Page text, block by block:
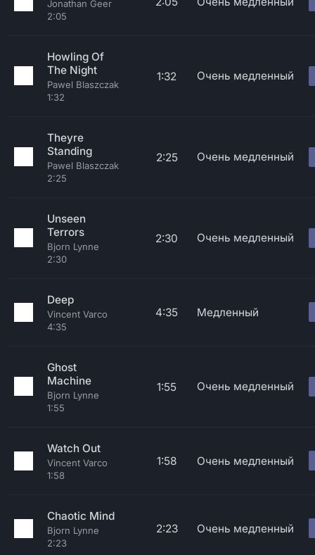
Jonathan Geer
2:05
Howling Of
The Night
Pawel Blaszczak
1:32
1:32 Очень медленный
Theyre
Standing
Pawel Blaszczak
2:25
2:25 Очень медленный
Unseen
Terrors
Bjorn Lynne
2:30
2:30 Очень медленный
Deep
Vincent Varco
4:35
4:35 Медленный
Ghost
Machine
Bjorn Lynne
1:55
1:55 Очень медленный
Watch Out
Vincent Varco
1:58
1:58 Очень медленный
Chaotic Mind
Bjorn Lynne
2:23
2:23 Очень медленный